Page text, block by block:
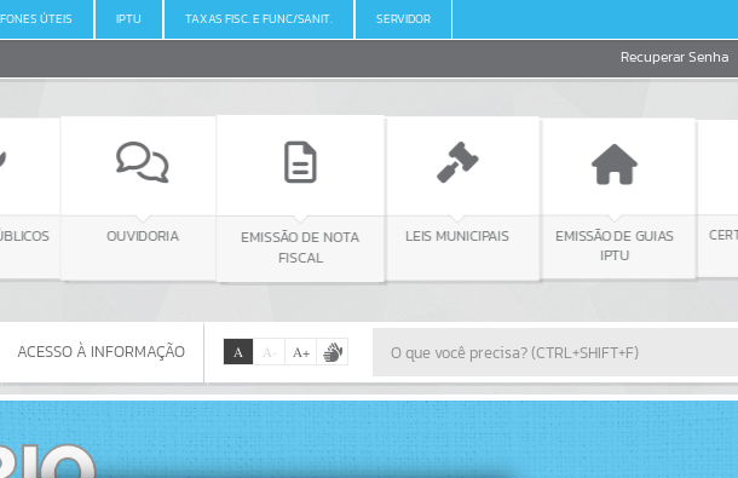
ÚTEIS IPTU TAXAS FISC. E FUNC/SANIT. SERVIDOR
Recuperar Senha
OUVIDORIA
EMISSÃO DE NOTA
FISCAL
LEIS MUNICIPAIS
EMISSÃO DE GUIAS
IPTU
Por favor, aguarde...
ACESSO À INFORMAÇÃO
ACESSO À INFORMAÇÃO
A A- A+